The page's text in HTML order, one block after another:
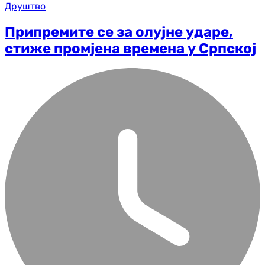
Друштво
Припремите се за олујне ударе,
стиже промјена времена у Српској